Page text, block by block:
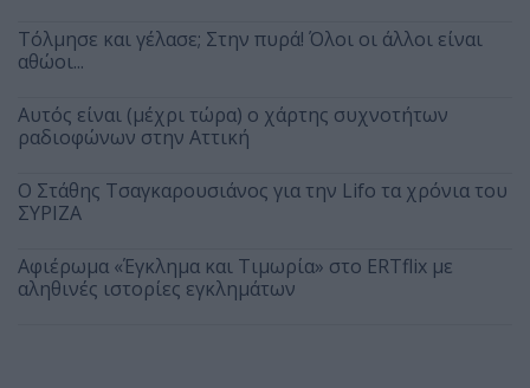
Τόλμησε και γέλασε; Στην πυρά! Όλοι οι άλλοι είναι
αθώοι...
Αυτός είναι (μέχρι τώρα) ο χάρτης συχνοτήτων
ραδιοφώνων στην Αττική
Ο Στάθης Τσαγκαρουσιάνος για την Lifo τα χρόνια του
ΣΥΡΙΖΑ
Αφιέρωμα «Έγκλημα και Τιμωρία» στο ERTflix με
αληθινές ιστορίες εγκλημάτων